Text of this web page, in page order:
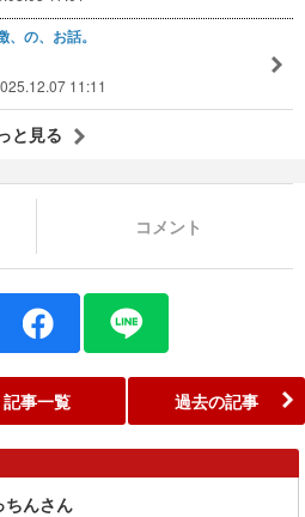
の、お話。
11:11
と見る
コメント
記事一覧 過去の記事
んさん